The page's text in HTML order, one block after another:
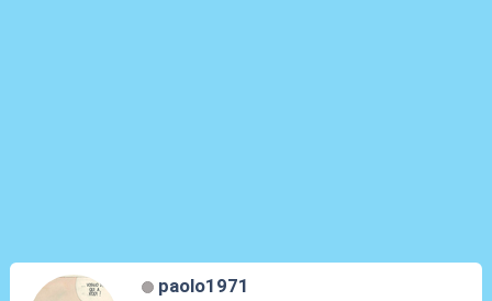
paolo1971